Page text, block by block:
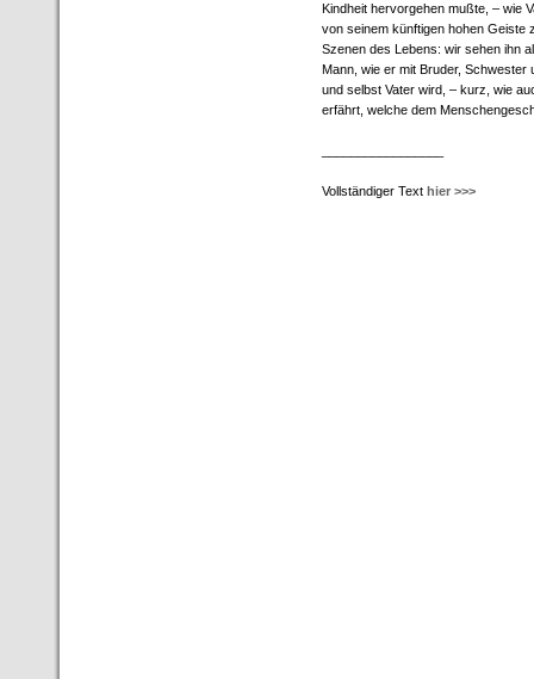
Kindheit hervorgehen mußte, – wie
von seinem künftigen hohen Geiste
Szenen des Lebens: wir sehen ihn
Mann, wie er mit Bruder, Schwester
und selbst Vater wird, – kurz, wie
erfährt, welche dem
Vollständiger Text hier >>>